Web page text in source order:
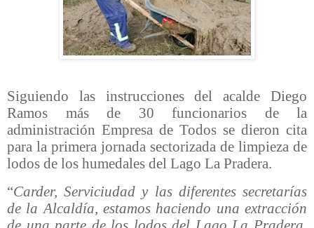
Siguiendo las instrucciones del acalde Diego
Ramos más de 30 funcionarios de la
administración Empresa de Todos se dieron cita
para la primera jornada sectorizada de limpieza de
lodos de los humedales del Lago La Pradera.
“Carder, Serviciudad y las diferentes secretarías
de la Alcaldía, estamos haciendo una extracción